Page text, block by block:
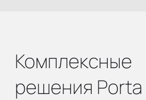
Комплексные
решения